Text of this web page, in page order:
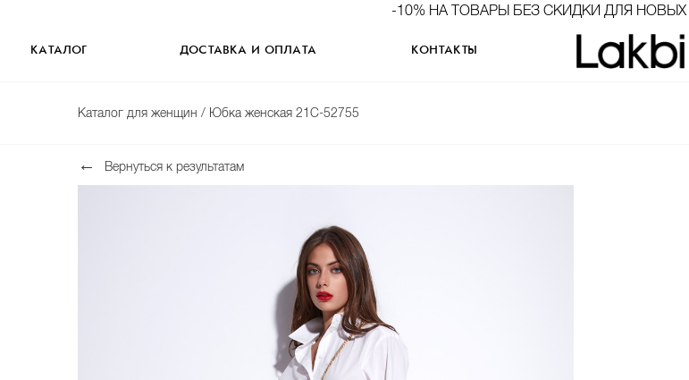
-10% НА ТОВАРЫ БЕЗ СКИДКИ ДЛЯ
КАТАЛОГ ДОСТАВКА И ОПЛАТА КОНТАКТЫ
Каталог для женщин / Юбка женская 21С-52755
Вернуться к результатам